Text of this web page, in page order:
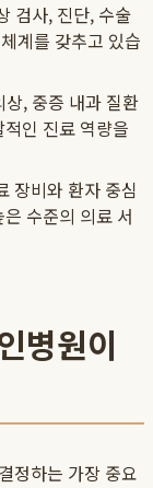
검사, 진단, 수술
계를 갖추고 있습
, 중증 내과 질환
인 진료 역량을
장비와 환자 중심
수준의 의료 서
병원이
정하는 가장 중요